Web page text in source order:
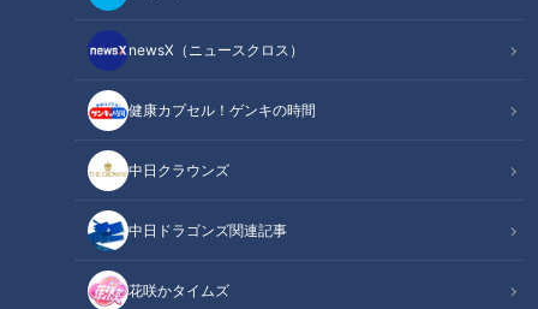
newsX（ニュースクロス）
健康カプセル！ゲンキの時間
中日クラウンズ
中日ドラゴンズ関連記事
花咲かタイムズ
2022/12/20 02:05